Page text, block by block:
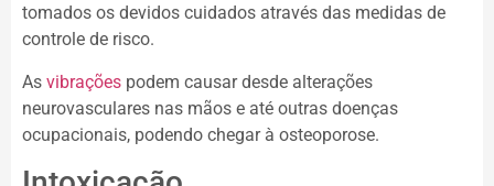
tomados os devidos cuidados através das medidas de
controle de risco.
As vibrações podem causar desde alterações
neurovasculares nas mãos e até outras doenças
ocupacionais, podendo chegar à osteoporose.